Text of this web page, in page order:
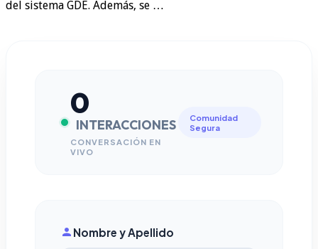
del sistema GDE. Además, se …
0
INTERACCIONES
CONVERSACIÓN EN
VIVO
Comunidad
Segura
Nombre y Apellido